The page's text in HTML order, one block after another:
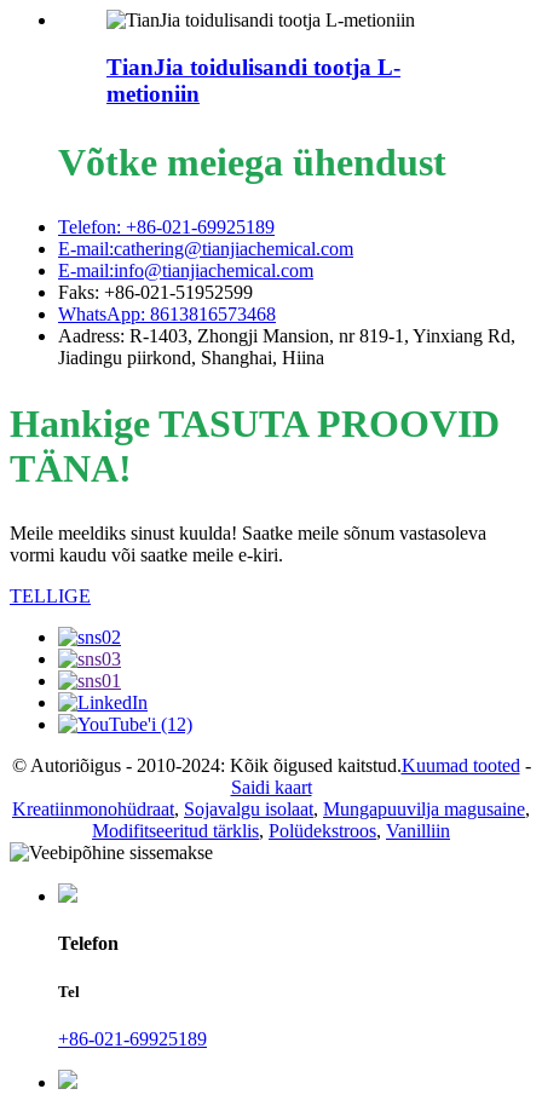
TianJia toidulisandi tootja L-
metioniin
Võtke meiega ühendust
Telefon: +86-021-69925189
E-mail:cathering@tianjiachemical.com
E-mail:info@tianjiachemical.com
Faks: +86-021-51952599
WhatsApp: 8613816573468
Aadress: R-1403, Zhongji Mansion, nr 819-1, Yinxiang Rd,
Jiadingu piirkond, Shanghai, Hiina
Hankige TASUTA PROOVID
TÄNA!
Meile meeldiks sinust kuulda! Saatke meile sõnum vastasoleva
vormi kaudu või saatke meile e-kiri.
TELLIGE
© Autoriõigus - 2010-2024: Kõik õigused kaitstud.Kuumad tooted -
Saidi kaart
Kreatiinmonohüdraat, Sojavalgu isolaat, Mungapuuvilja magusaine,
Modifitseeritud tärklis, Polüdekstroos, Vanilliin
Telefon
Tel
+86-021-69925189